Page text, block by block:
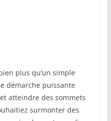
plus qu’un simple
démarche puissante
atteindre des sommets
surmonter des